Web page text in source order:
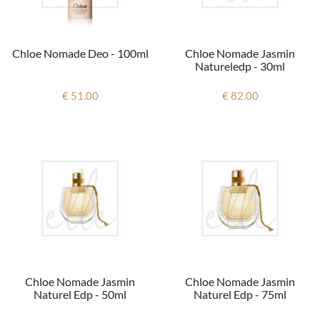
Chloe Nomade Deo - 100ml
€ 51.00
Chloe Nomade Jasmin
Natureledp - 30ml
€ 82.00
Chloe Nomade Jasmin
Naturel Edp - 50ml
Chloe Nomade Jasmin
Naturel Edp - 75ml